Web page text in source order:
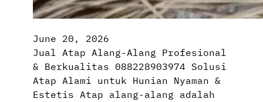
June 20, 2026
Jual Atap Alang-Alang Profesional
& Berkualitas 088228903974 Solusi
Atap Alami untuk Hunian Nyaman &
Estetis Atap alang-alang adalah